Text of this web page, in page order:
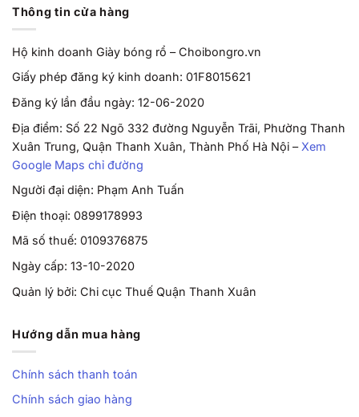
Thông tin cửa hàng
Hộ kinh doanh Giày bóng rổ – Choibongro.vn
Giấy phép đăng ký kinh doanh: 01F8015621
Đăng ký lần đầu ngày: 12-06-2020
Địa điểm: Số 22 Ngõ 332 đường Nguyễn Trãi, Phường Thanh
Xuân Trung, Quận Thanh Xuân, Thành Phố Hà Nội – Xem
Google Maps chỉ đường
Người đại diện: Phạm Anh Tuấn
Điện thoại: 0899178993
Mã số thuế: 0109376875
Ngày cấp: 13-10-2020
Quản lý bởi: Chi cục Thuế Quận Thanh Xuân
Hướng dẫn mua hàng
Chính sách thanh toán
Chính sách giao hàng